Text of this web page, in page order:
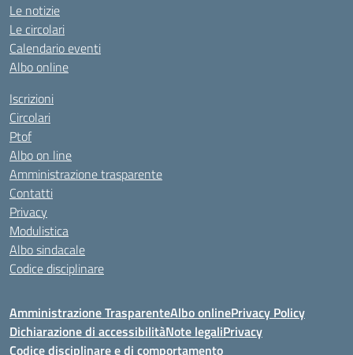
Le notizie
Le circolari
Calendario eventi
Albo online
Iscrizioni
Circolari
Ptof
Albo on line
Amministrazione trasparente
Contatti
Privacy
Modulistica
Albo sindacale
Codice disciplinare
Amministrazione TrasparenteAlbo onlinePrivacy Policy
Dichiarazione di accessibilitàNote legaliPrivacy
Codice disciplinare e di comportamento